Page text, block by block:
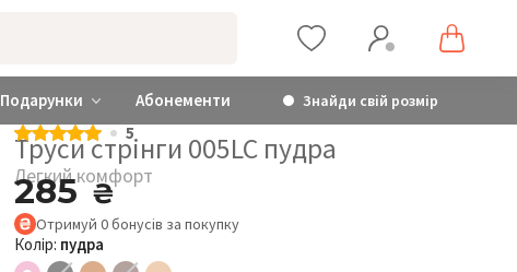
Подарунки Абонементи Знайди свій розмір
5
Труси стрінги 005LC пудра
Легкий комфорт
285₴
Отримуй 0бонусів за покупку
Колір: пудра